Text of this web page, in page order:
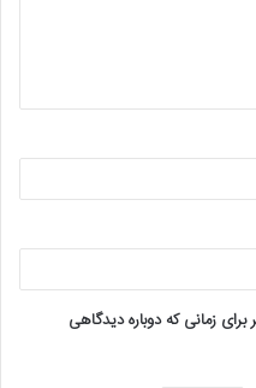
زمانی که دوباره دیدگاهی